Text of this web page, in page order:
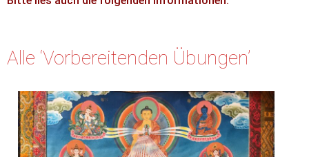
Alle ‘Vorbereitenden Übungen’